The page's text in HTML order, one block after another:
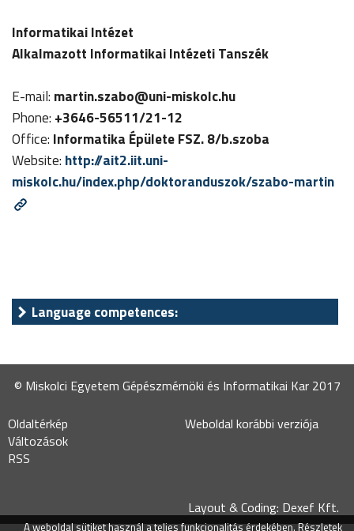
Informatikai Intézet
Alkalmazott Informatikai Intézeti Tanszék
E-mail: martin.szabo@uni-miskolc.hu
Phone: +3646-56511/21-12
Office: Informatika Épülete FSZ. 8/b.szoba
Website: http://ait2.iit.uni-
miskolc.hu/index.php/doktoranduszok/szabo-martin
Language competences:
© Miskolci Egyetem Gépészmérnöki és Informatikai Kar 2017
Oldaltérkép
Változások
RSS
Weboldal korábbi verziója
Layout & Coding: Dexef Kft.
A weboldal sütiket használ a teljes funkcionalitás érdekében.Részletek